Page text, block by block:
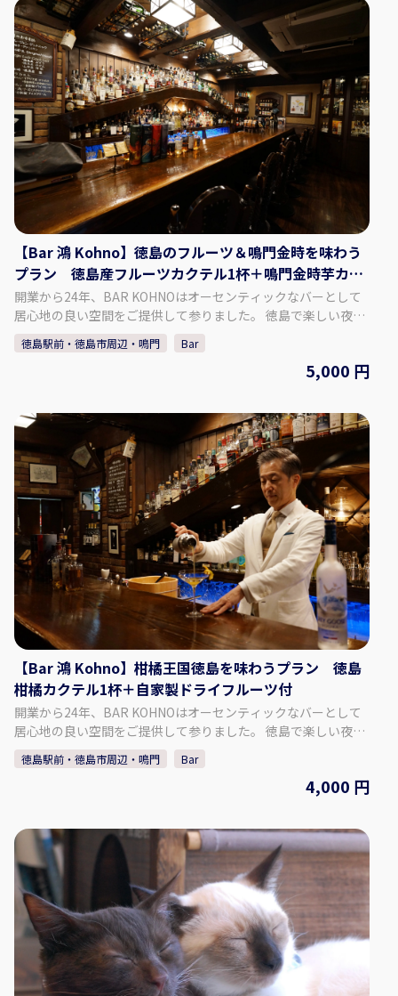
味わうプラン ♢料金 5,000円（税込） ♢料金に含まれるも
の ・Bar鴻オリジナルカスクウイスキー 1杯 ・自家製ドライ
フルーツ ・チャージ料金 【Bar 鴻 Kohnoについて】 ♢住所 徳
島県徳島市栄町1丁目67-2橘ビル3F ♢営業時間 月曜～土曜
18:00～1:00 定休日 日曜 ​※月曜が祝日の場合は日曜は営業いた
します。 ♢SNS Instagram：barkohno Twitter ：
@barkohno 【予約方法】 カレンダーよりご希望の日時、人数
を選択し予約してください。 ※1グループ5名様まで予約できま
す。 ※当日の予約は、直接お電話ください。
【Bar 鴻 Kohno】徳島のフルーツ＆鳴門金時を味わう
プラン 徳島産フルーツカクテル1杯＋鳴門金時芋カク
テル1杯＋自家製ドライフルーツ付
開業から24年、BAR KOHNOはオーセンティックなバーとして
居心地の良い空間をご提供して参りました。 徳島で楽しい夜を
過ごすなら、ぜひ当店にお越しください！ 約1000種類のウイス
キーと地元徳島の柑橘、フルーツを使用したカクテルをメイン
に営業しております。 当店のスタッフは常にお客様に快適にお
わうプラン ♢料金 5,000円（税込） ♢料金に含まれるも
の ・徳島産フルーツカクテル 1杯 ・鳴門金時芋カクテル 1杯
・自家製ドライフルーツ ・チャージ料金 【Bar 鴻 Kohnoにつ
いて】 ♢住所 徳島県徳島市栄町1丁目67-2橘ビル3F ♢営業時間
月曜～土曜 18:00～1:00 定休日 日曜 ​※月曜が祝日の場合は日曜
は営業いたします。 ♢SNS Instagram：barkohno Twitter ：
@barkohno 【予約方法】 カレンダーよりご希望の日時、人数
を選択し予約してください。 ※1グループ5名様まで予約できま
す。 ※当日の予約は、直接お電話ください。
徳島駅前・徳島市周辺・鳴門 Bar
5,000 円
【Bar 鴻 Kohno】柑橘王国徳島を味わうプラン 徳島
柑橘カクテル1杯＋自家製ドライフルーツ付
開業から24年、BAR KOHNOはオーセンティックなバーとして
居心地の良い空間をご提供して参りました。 徳島で楽しい夜を
過ごすなら、ぜひ当店にお越しください！ 約1000種類のウイス
キーと地元徳島の柑橘、フルーツを使用したカクテルをメイン
に営業しております。 当店のスタッフは常にお客様に快適にお
しております。 【プラン内容】 柑橘王国徳島を味わうプラン ♢
料金 4,000円（税込） ♢料金に含まれるもの ・徳島柑橘
カクテル 1杯 ・自家製ドライフルーツ ・チャージ料金 【Bar 鴻
Kohnoについて】 ♢住所 徳島県徳島市栄町1丁目67-2橘ビル3F
♢営業時間 月曜～土曜 18:00～1:00 定休日 日曜 ​※月曜が祝日の
場合は日曜は営業いたします。 ♢SNS Instagram：barkohno
Twitter ：@barkohno 【予約方法】 カレンダーよりご希望の
日時、人数を選択し予約してください。 ※1グループ5名様まで
予約できます。 ※当日の予約は、直接お電話ください。
徳島駅前・徳島市周辺・鳴門 Bar
4,000 円